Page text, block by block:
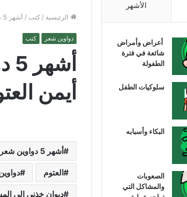
الرئيسية / كتب / أشهر 5 دواوين شعرية للشاعر أيمن العتوم
دواوين شعر كتب
أيمن
أشهر 5 دواوين شعرية للشاعر أيمن العتوم
العتوم
ديوان خذني إلى
الأشهر
أعراض وأمراض
شائعة في فترة
الطفولة
سلوكيات الطفل
البكاء وأسبابه
الصعوبات
والمشاكل التي